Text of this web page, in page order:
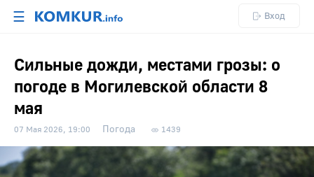
☰ Вход
Сильные дожди, местами грозы: о
погоде в Могилевской области 8
мая
07 Мая 2026, 19:00 Погода 1439